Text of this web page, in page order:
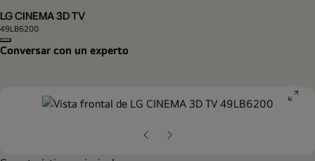
LG CINEMA 3D TV
49LB6200
Copy model name
Conversar con un experto
Diapositiva
Siguiente